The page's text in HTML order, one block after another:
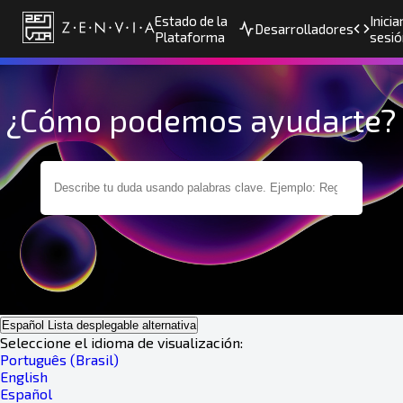
Estado de la
Plataforma
Desarrolladores
¿Cómo podemos ayudarte?
Español Lista desplegable alternativa
Seleccione el idioma de visualización:
Português (Brasil)
English
Español